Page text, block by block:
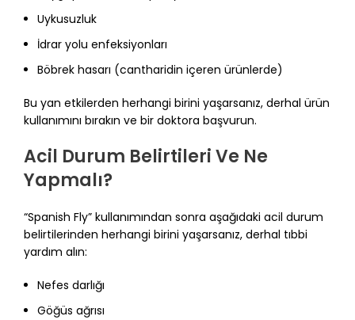
Uykusuzluk
İdrar yolu enfeksiyonları
Böbrek hasarı (cantharidin içeren ürünlerde)
Bu yan etkilerden herhangi birini yaşarsanız, derhal ürün
kullanımını bırakın ve bir doktora başvurun.
Acil Durum Belirtileri Ve Ne
Yapmalı?
“Spanish Fly” kullanımından sonra aşağıdaki acil durum
belirtilerinden herhangi birini yaşarsanız, derhal tıbbi
yardım alın:
Nefes darlığı
Göğüs ağrısı